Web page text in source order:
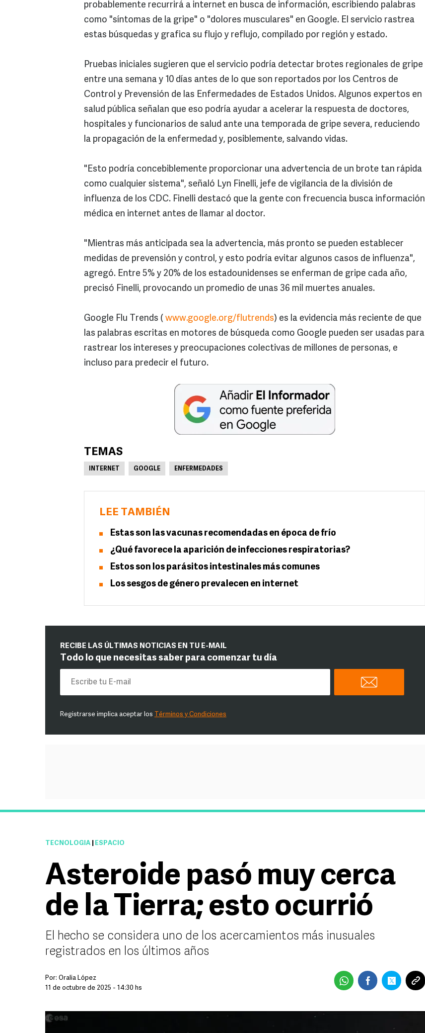
probablemente recurrirá a internet en busca de información, escribiendo palabras
como "síntomas de la gripe" o "dolores musculares" en Google. El servicio rastrea
estas búsquedas y grafica su flujo y reflujo, compilado por región y estado.
Pruebas iniciales sugieren que el servicio podría detectar brotes regionales de gripe
entre una semana y 10 días antes de lo que son reportados por los Centros de
Control y Prevensión de las Enfermedades de Estados Unidos. Algunos expertos en
salud pública señalan que eso podría ayudar a acelerar la respuesta de doctores,
hospitales y funcionarios de salud ante una temporada de gripe severa, reduciendo
la propagación de la enfermedad y, posiblemente, salvando vidas.
"Esto podría concebiblemente proporcionar una advertencia de un brote tan rápida
como cualquier sistema", señaló Lyn Finelli, jefe de vigilancia de la división de
influenza de los CDC. Finelli destacó que la gente con frecuencia busca información
médica en internet antes de llamar al doctor.
"Mientras más anticipada sea la advertencia, más pronto se pueden establecer
medidas de prevensión y control, y esto podría evitar algunos casos de influenza",
agregó. Entre 5% y 20% de los estadounidenses se enferman de gripe cada año,
precisó Finelli, provocando un promedio de unas 36 mil muertes anuales.
Google Flu Trends ( www.google.org/flutrends) es la evidencia más reciente de que
las palabras escritas en motores de búsqueda como Google pueden ser usadas para
rastrear los intereses y preocupaciones colectivas de millones de personas, e
incluso para predecir el futuro.
TEMAS
INTERNET GOOGLE ENFERMEDADES
LEE TAMBIÉN
Estas son las vacunas recomendadas en época de frío
¿Qué favorece la aparición de infecciones respiratorias?
Estos son los parásitos intestinales más comunes
Los sesgos de género prevalecen en internet
RECIBE LAS ÚLTIMAS NOTICIAS EN TU E-MAIL
Todo lo que necesitas saber para comenzar tu día
Registrarse implica aceptar los Términos y Condiciones
TECNOLOGÍA ESPACIO
Asteroide pasó muy cerca
de la Tierra; esto ocurrió
El hecho se considera uno de los acercamientos más inusuales
registrados en los últimos años
Por: Oralia López
11 de octubre de 2025 - 14:30 hs